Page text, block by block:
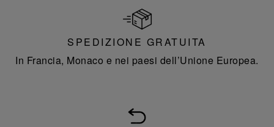
SPEDIZIONE GRATUITA
In Francia, Monaco e nei paesi dell’Unione Europea.